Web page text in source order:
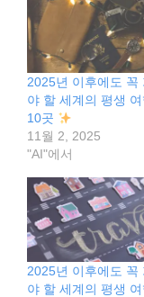
2025년 이후에도 꼭
야 할 세계의 평생 여
10곳
11월 2, 2025
"AI"에서
2025년 이후에도 꼭
야 할 세계의 평생 여